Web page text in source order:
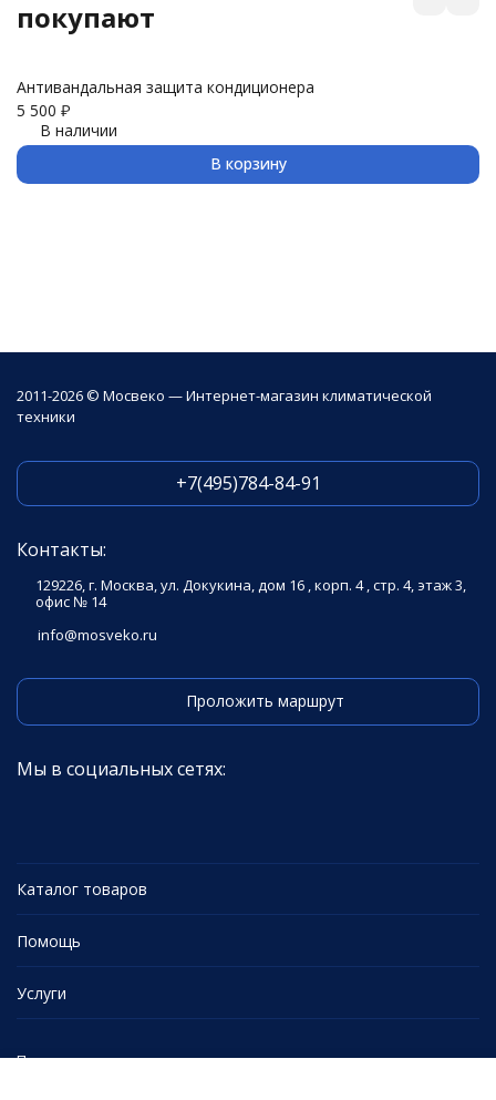
покупают
Антивандальная защита кондиционера
5 500 ₽
В наличии
В корзину
2011-2026 © Мосвеко — Интернет-магазин климатической
техники
+7(495)784-84-91
Контакты:
129226, г. Москва, ул. Докукина, дом 16 , корп. 4 , стр. 4, этаж 3,
офис № 14
info@mosveko.ru
Проложить маршрут
Мы в социальных сетях:
Каталог товаров
Помощь
Услуги
Политика персональных данных